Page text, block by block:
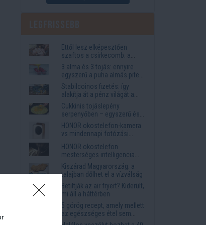
Ettől lesz elképesztően
szaftos a csirkecomb: a
sörös pác a titok
3 alma és 3 tojás: ennyire
egyszerű a puha almás pite
titka
Stabilcoinos fizetés: így
alakítja át a pénz világát a
Visa, a Mastercard és a
Western Union
Cukkinis tojáslepény
serpenyőben – egyszerű és
laktató vacsora
HONOR okostelefon-kamera
vs mindennapi fotózási
igények
HONOR okostelefon
mesterséges intelligencia
funkciók, amelyek
megkönnyítik az életet
Kiszárad Magyarország: a
talajban dőlhet el a vízválság
Betiltják az air fryert? Kiderült,
mi áll a háttérben
5 görög recept, amely mellett
az egészséges étel sem
tűnik lemondásnak